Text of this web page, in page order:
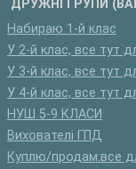
ДРУЖНІ ГРУПИ
Набираю 1-й клас
У 2-й клас, все тут
У 3-й клас, все тут
У 4-й клас, все тут
НУШ 5-9 КЛАСИ
Вихователі ГПД
Куплю/продам:все